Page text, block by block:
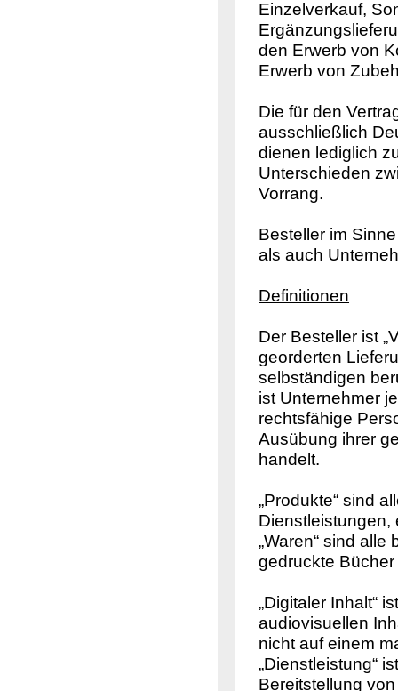
Einzelverkauf,
den Erwerb von
Erwerb von
Die für den
ausschließlich
dienen lediglich
Unterschieden
Vorrang.
Besteller im
als auch
Definitionen
Der Besteller ist
georderten
selbständigen
ist Unternehmer
rechtsfähige
Ausübung ihrer
handelt.
„Produkte“ sind
Dienstleistungen,
„Waren“ sind
gedruckte
„Digitaler Inhalt“
audiovisuellen
nicht auf einem
„Dienstleistung“
Bereitstellung